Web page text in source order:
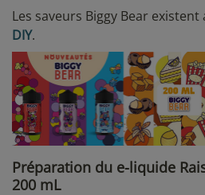
Les saveurs Biggy Bear existent
DIY.
Préparation du e-liquide
200 mL